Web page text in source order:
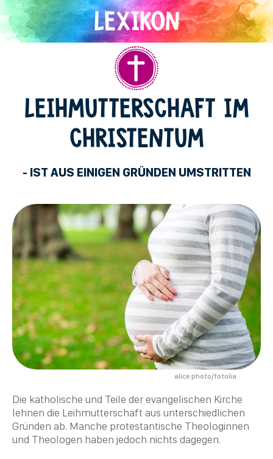
Direkt
zum
Inhalt
LEIHMUTTERSCHAFT IM
CHRISTENTUM
- IST AUS EINIGEN GRÜNDEN UMSTRITTEN
alice photo/fotolia
Die katholische und Teile der evangelischen Kirche
lehnen die Leihmutterschaft aus unterschiedlichen
Gründen ab. Manche protestantische Theologinnen
und Theologen haben jedoch nichts dagegen.